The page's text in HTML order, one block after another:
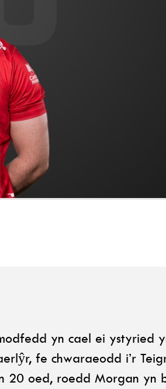
yn cael ei ystyried
fe chwaraeodd i’r
oed, roedd Morgan yn